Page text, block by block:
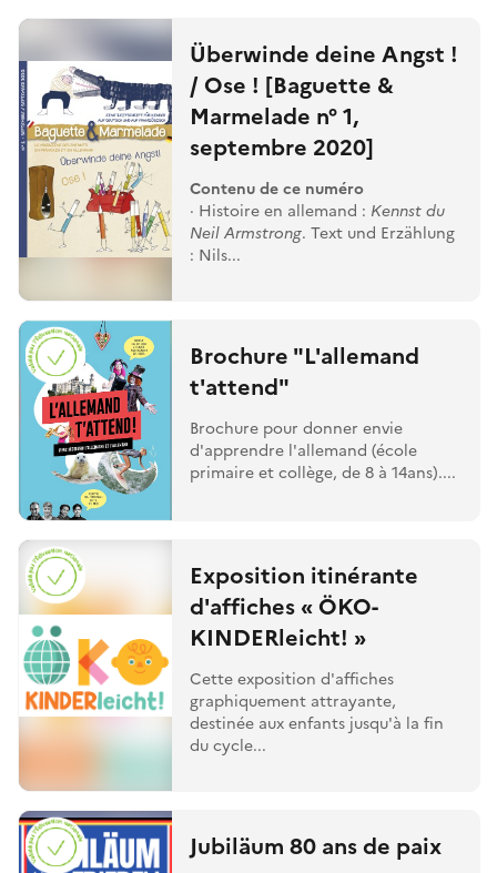
Überwinde deine Angst !
/ Ose ! [Baguette &
Marmelade n° 1,
septembre 2020]
Contenu de ce numéro
· Histoire en allemand : Kennst du
Neil Armstrong. Text und Erzählung
: Nils...
Brochure "L'allemand
t'attend"
Brochure pour donner envie
d'apprendre l'allemand (école
primaire et collège, de 8 à 14ans)....
Exposition itinérante
d'affiches « ÖKO-
KINDERleicht! »
Cette exposition d'affiches
graphiquement attrayante,
destinée aux enfants jusqu'à la fin
du cycle...
Jubiläum 80 ans de paix